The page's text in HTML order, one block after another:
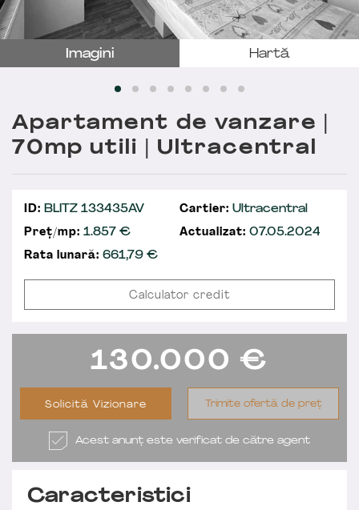
Imagini Hartă
Apartament de vanzare |
70mp utili | Ultracentral
ID: BLITZ 133435AV Cartier: Ultracentral
Preț/mp: 1.857 € Actualizat: 07.05.2024
Rata lunară: 661,79€
Calculator credit
130.000 €
Solicită Vizionare Trimite ofertă de preț
Acest anunț este verificat de către agent
Caracteristici